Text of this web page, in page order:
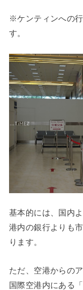
※ケンティンへの
す。
基本的には、国内
港内の銀行よりも
ります。
ただ、空港からの
国際空港内にある